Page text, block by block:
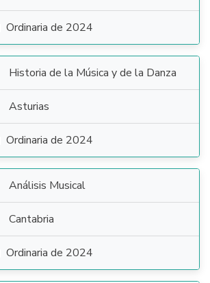
Ordinaria de 2024
Historia de la Música y de la Danza
Asturias
Ordinaria de 2024
Análisis Musical
Cantabria
Ordinaria de 2024